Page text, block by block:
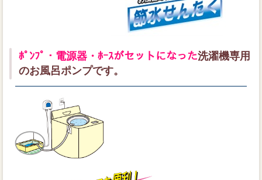
ﾎﾟﾝﾌﾟ・電源器・ﾎｰｽがセットになった洗濯機専用
のお風呂ポンプです。